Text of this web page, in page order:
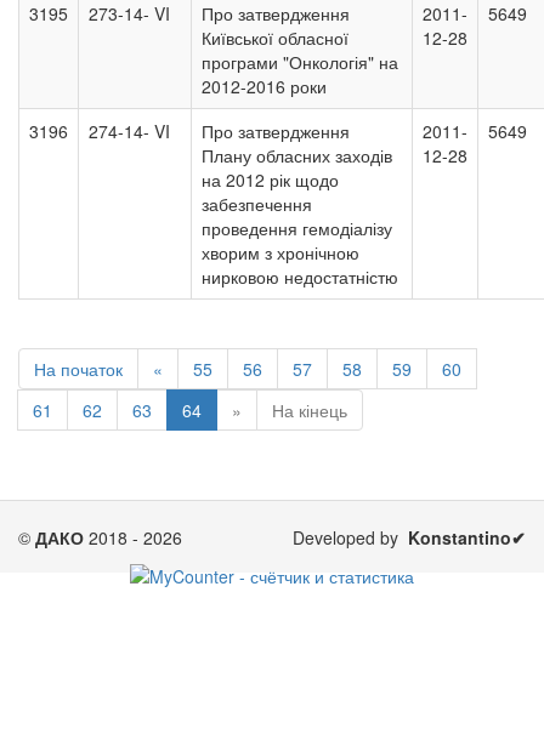
3195 273-14- VI
Про затвердження
Київської обласної
програми "Онкологія" на
2012-2016 роки
2011-
12-28
5649
3196 274-14- VI
Про затвердження
Плану обласних заходів
на 2012 рік щодо
забезпечення
проведення гемодіалізу
хворим з хронічною
нирковою недостатністю
2011-
12-28
5649
На початок « 55 56 57 58 59
60
61
62 63 64 » На кінець
© ДАКО 2018 - 2026 Developed by Konstantino✔